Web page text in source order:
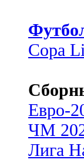
Copa
Евро-
ЧМ
Лига